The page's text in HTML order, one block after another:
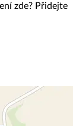
zde? Přidejte